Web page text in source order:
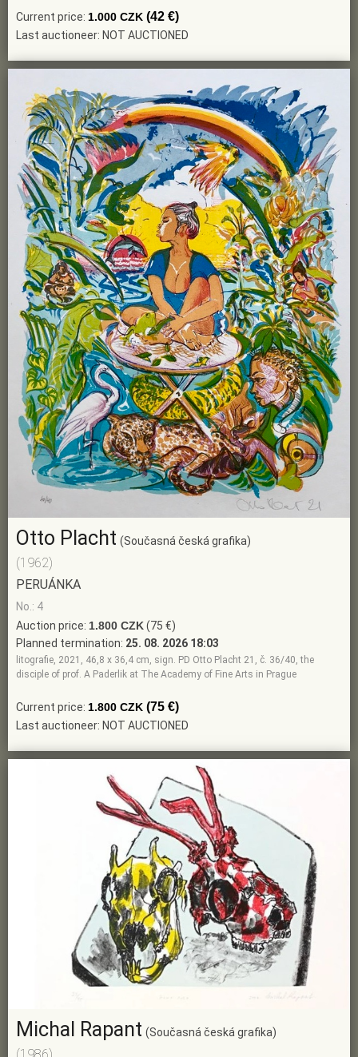
Current price: 1.000 CZK (42 €)
Last auctioneer: NOT AUCTIONED
Otto Placht (Současná česká grafika)
(1962)
PERUÁNKA
No.: 4
Auction price: 1.800 CZK(75 €)
Planned termination: 25. 08. 2026 18:03
litografie, 2021, 46,8 x 36,4 cm, sign. PD Otto Placht 21, č. 36/40, the
disciple of prof. A Paderlik at The Academy of Fine Arts in Prague
Current price: 1.800 CZK (75 €)
Last auctioneer: NOT AUCTIONED
Michal Rapant (Současná česká grafika)